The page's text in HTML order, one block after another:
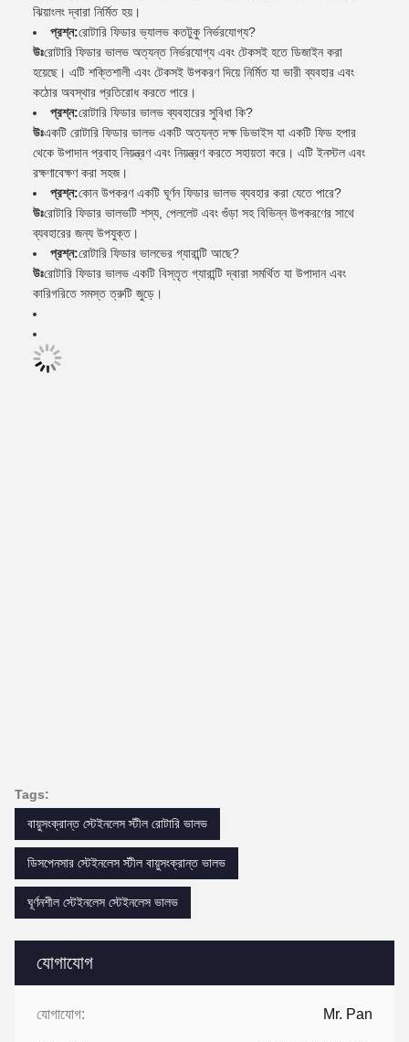
যোগাযোগ
যোগাযোগ: Mr. Pan
ঝিয়াংলং দ্বারা নির্মিত হয়।
প্রশ্ন:রোটারি ফিডার ভ্যালভ কতটুকু নির্ভরযোগ্য?
উঃরোটারি ফিডার ভালভ অত্যন্ত নির্ভরযোগ্য এবং টেকসই হতে ডিজাইন করা
হয়েছে। এটি শক্তিশালী এবং টেকসই উপকরণ দিয়ে নির্মিত যা ভারী ব্যবহার এবং
কঠোর অবস্থার প্রতিরোধ করতে পারে।
প্রশ্ন:রোটারি ফিডার ভালভ ব্যবহারের সুবিধা কি?
উঃএকটি রোটারি ফিডার ভালভ একটি অত্যন্ত দক্ষ ডিভাইস যা একটি ফিড হপার
থেকে উপাদান প্রবাহ নিয়ন্ত্রণ এবং নিয়ন্ত্রণ করতে সহায়তা করে। এটি ইনস্টল এবং
রক্ষণাবেক্ষণ করা সহজ।
প্রশ্ন:কোন উপকরণ একটি ঘূর্ণন ফিডার ভালভ ব্যবহার করা যেতে পারে?
উঃরোটারি ফিডার ভালভটি শস্য, পেললেট এবং গুঁড়া সহ বিভিন্ন উপকরণের সাথে
ব্যবহারের জন্য উপযুক্ত।
প্রশ্ন:রোটারি ফিডার ভালভের গ্যারান্টি আছে?
উঃরোটারি ফিডার ভালভ একটি বিস্তৃত গ্যারান্টি দ্বারা সমর্থিত যা উপাদান এবং
কারিগরিতে সমস্ত ত্রুটি জুড়ে।
Tags:
বায়ুসংক্রান্ত স্টেইনলেস স্টীল রোটারি ভালভ
ডিসপেনসার স্টেইনলেস স্টীল বায়ুসংক্রান্ত ভালভ
ঘূর্ণনশীল স্টেইনলেস স্টেইনলেস ভালভ